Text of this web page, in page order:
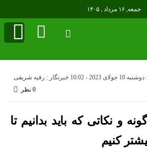
جمعه, ۱۶ مرداد , ۱۴۰۵
2023 - 10:02 خبرنگار : رقیه شریفی
0 نظر
و نکاتی که باید بدانیم تا
کنیم